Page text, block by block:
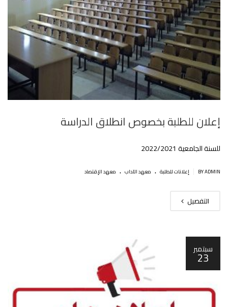
إعلان للطلبة بخصوص انطلاق الدراسة
للسنة الجامعية 2022/2021
BY ADMIN إعلانات للطلبة . معهد الآداب . معهد الإقتصاد
التفصيل
سبتمبر
23